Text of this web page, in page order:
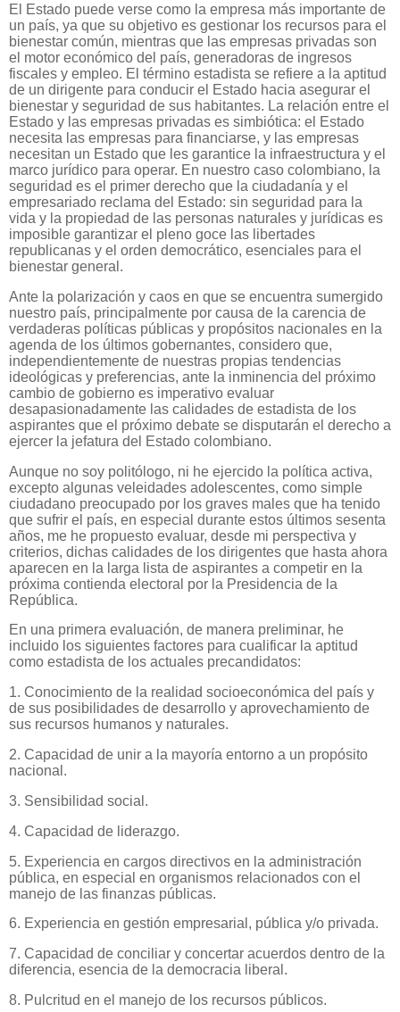
El Estado puede verse como la empresa más importante de
un país, ya que su objetivo es gestionar los recursos para el
bienestar común, mientras que las empresas privadas son
el motor económico del país, generadoras de ingresos
fiscales y empleo. El término estadista se refiere a la aptitud
de un dirigente para conducir el Estado hacia asegurar el
bienestar y seguridad de sus habitantes. La relación entre el
Estado y las empresas privadas es simbiótica: el Estado
necesita las empresas para financiarse, y las empresas
necesitan un Estado que les garantice la infraestructura y el
marco jurídico para operar. En nuestro caso colombiano, la
seguridad es el primer derecho que la ciudadanía y el
empresariado reclama del Estado: sin seguridad para la
vida y la propiedad de las personas naturales y jurídicas es
imposible garantizar el pleno goce las libertades
republicanas y el orden democrático, esenciales para el
bienestar general.
Ante la polarización y caos en que se encuentra sumergido
nuestro país, principalmente por causa de la carencia de
verdaderas políticas públicas y propósitos nacionales en la
agenda de los últimos gobernantes, considero que,
independientemente de nuestras propias tendencias
ideológicas y preferencias, ante la inminencia del próximo
cambio de gobierno es imperativo evaluar
desapasionadamente las calidades de estadista de los
aspirantes que el próximo debate se disputarán el derecho a
ejercer la jefatura del Estado colombiano.
Aunque no soy politólogo, ni he ejercido la política activa,
excepto algunas veleidades adolescentes, como simple
ciudadano preocupado por los graves males que ha tenido
que sufrir el país, en especial durante estos últimos sesenta
años, me he propuesto evaluar, desde mi perspectiva y
criterios, dichas calidades de los dirigentes que hasta ahora
aparecen en la larga lista de aspirantes a competir en la
próxima contienda electoral por la Presidencia de la
República.
En una primera evaluación, de manera preliminar, he
incluido los siguientes factores para cualificar la aptitud
como estadista de los actuales precandidatos:
1. Conocimiento de la realidad socioeconómica del país y
de sus posibilidades de desarrollo y aprovechamiento de
sus recursos humanos y naturales.
2. Capacidad de unir a la mayoría entorno a un propósito
nacional.
3. Sensibilidad social.
4. Capacidad de liderazgo.
5. Experiencia en cargos directivos en la administración
pública, en especial en organismos relacionados con el
manejo de las finanzas públicas.
6. Experiencia en gestión empresarial, pública y/o privada.
7. Capacidad de conciliar y concertar acuerdos dentro de la
diferencia, esencia de la democracia liberal.
8. Pulcritud en el manejo de los recursos públicos.